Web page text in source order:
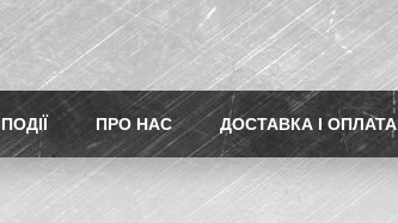
ПОДІЇ ПРО НАС ДОСТАВКА І ОПЛАТА